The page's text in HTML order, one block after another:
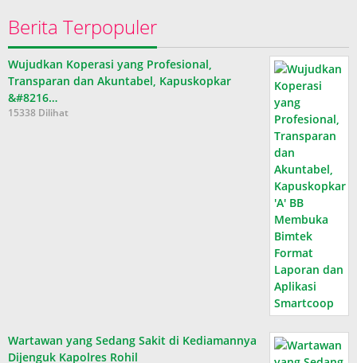
Berita Terpopuler
Wujudkan Koperasi yang Profesional,
Transparan dan Akuntabel, Kapuskopkar
&#8216…
15338 Dilihat
Wartawan yang Sedang Sakit di Kediamannya
Dijenguk Kapolres Rohil